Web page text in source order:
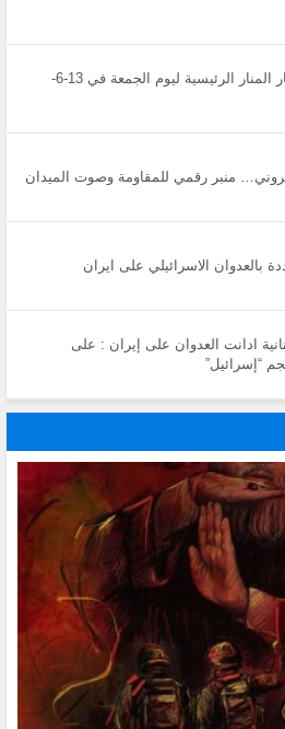
مقدمة نشرة أخبار المنار الرئيسية ليوم الجمعة في 13-6-
منبر رقمي للمقاومة وصوت الميدان
بالعدوان الاسرائيلي على ايران
ادانت العدوان على إيران : على
“إسرائيل”